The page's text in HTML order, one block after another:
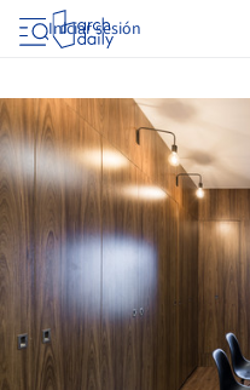
Iniciar sesión